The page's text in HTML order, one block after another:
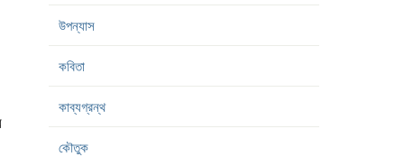
উপন্যাস
কবিতা
কাব্যগ্রন্থ
কৌতুক